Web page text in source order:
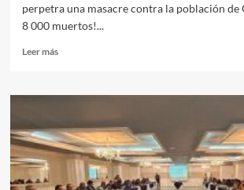
perpetra una masacre contra la población de
8 000 muertos!...
Leer másLeer
Mantener
dominación
occidental
se considera
más importante
que